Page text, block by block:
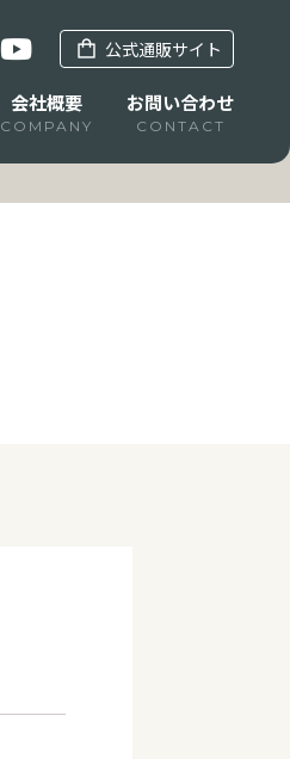
公式通販サイト
会社概要
COMPANY
お問い合わせ
CONTACT